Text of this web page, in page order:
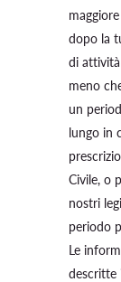
dopo la
di
meno
un
lungo in
Civile, o
nostri
periodo
Le
descritte